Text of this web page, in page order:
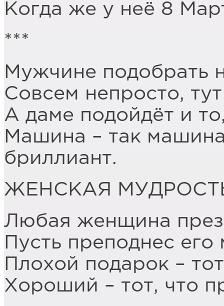
Когда же у неё 8
***
Мужчине подобрать
Совсем непросто,
А даме подойдёт и
Машина – так
бриллиант.
ЖЕНСКАЯ
Любая женщина
Пусть преподнес
Плохой подарок –
Хороший – тот, что